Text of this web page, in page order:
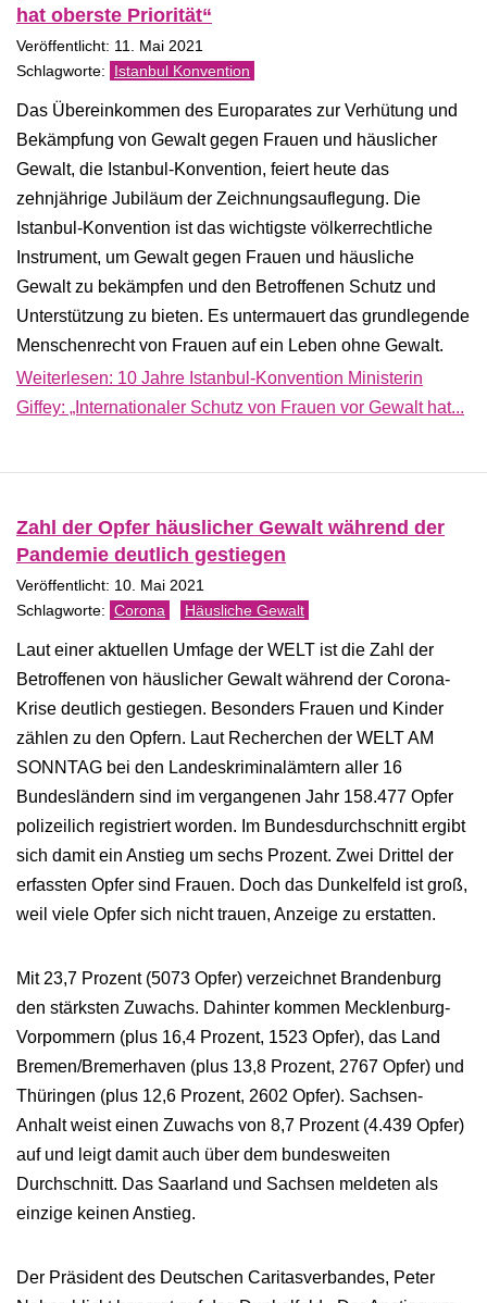
hat oberste Priorität“
Veröffentlicht: 11. Mai 2021
Istanbul Konvention
Das Übereinkommen des Europarates zur Verhütung und
Bekämpfung von Gewalt gegen Frauen und häuslicher
Gewalt, die Istanbul-Konvention, feiert heute das
zehnjährige Jubiläum der Zeichnungsauflegung. Die
Istanbul-Konvention ist das wichtigste völkerrechtliche
Instrument, um Gewalt gegen Frauen und häusliche
Gewalt zu bekämpfen und den Betroffenen Schutz und
Unterstützung zu bieten. Es untermauert das grundlegende
Menschenrecht von Frauen auf ein Leben ohne Gewalt.
Weiterlesen: 10 Jahre Istanbul-Konvention Ministerin
Giffey: „Internationaler Schutz von Frauen vor Gewalt hat...
Zahl der Opfer häuslicher Gewalt während der
Pandemie deutlich gestiegen
Veröffentlicht: 10. Mai 2021
Corona Häusliche Gewalt
Laut einer aktuellen Umfage der WELT ist die Zahl der
Betroffenen von häuslicher Gewalt während der Corona-
Krise deutlich gestiegen. Besonders Frauen und Kinder
zählen zu den Opfern. Laut Recherchen der WELT AM
SONNTAG bei den Landeskriminalämtern aller 16
Bundesländern sind im vergangenen Jahr 158.477 Opfer
polizeilich registriert worden. Im Bundesdurchschnitt ergibt
sich damit ein Anstieg um sechs Prozent. Zwei Drittel der
erfassten Opfer sind Frauen. Doch das Dunkelfeld ist groß,
weil viele Opfer sich nicht trauen, Anzeige zu erstatten.
Mit 23,7 Prozent (5073 Opfer) verzeichnet Brandenburg
den stärksten Zuwachs. Dahinter kommen Mecklenburg-
Vorpommern (plus 16,4 Prozent, 1523 Opfer), das Land
Bremen/Bremerhaven (plus 13,8 Prozent, 2767 Opfer) und
Thüringen (plus 12,6 Prozent, 2602 Opfer). Sachsen-
Anhalt weist einen Zuwachs von 8,7 Prozent (4.439 Opfer)
auf und leigt damit auch über dem bundesweiten
Durchschnitt. Das Saarland und Sachsen meldeten als
einzige keinen Anstieg.
Der Präsident des Deutschen Caritasverbandes, Peter